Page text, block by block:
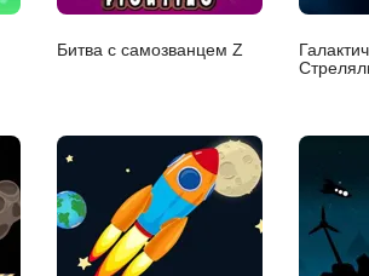
Битва с самозванцем Z